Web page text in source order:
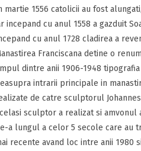
martie 1556 catolicii au fost
incepand cu anul 1558 a gazduit
cu anul 1728 cladirea a
Franciscana detine o
dintre anii 1906-1948
intrarii principale in
de catre sculptorul
sculptor a realizat si
a lungul a celor 5 secole care au
recente avand loc intre anii 1980